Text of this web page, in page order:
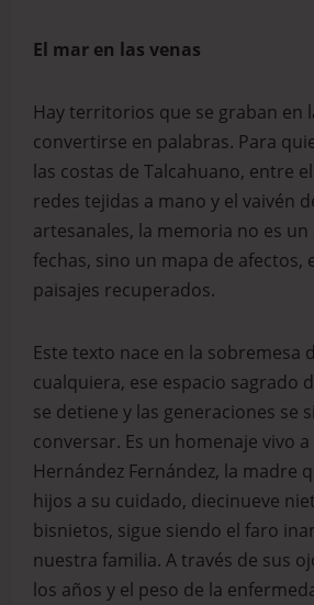
El mar en las venas
Hay territorios que se graban en
convertirse en palabras. Para
las costas de Talcahuano, entre
redes tejidas a mano y el vaivén
artesanales, la memoria no es un
fechas, sino un mapa de afectos,
paisajes recuperados.
Este texto nace en la sobremesa
cualquiera, ese espacio sagrado
se detiene y las generaciones se
conversar. Es un homenaje vivo
Hernández Fernández, la madre
hijos a su cuidado, diecinueve
bisnietos, sigue siendo el faro
nuestra familia. A través de sus
los años y el peso de la